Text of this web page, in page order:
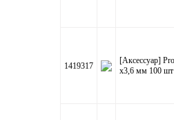
1419317
[Аксессуар]
х3,6 мм 100